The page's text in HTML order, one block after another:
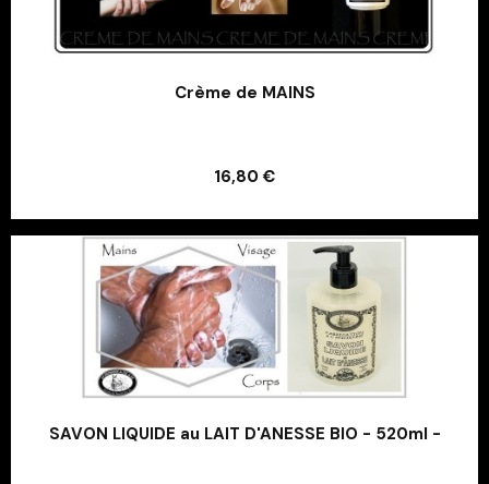
Crème de MAINS
16,80 €
Ajouter au panier
SAVON LIQUIDE au LAIT D'ANESSE BIO - 520ml -